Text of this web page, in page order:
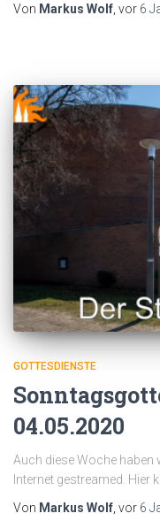
Von Markus Wolf , vor 6
GOTTESDIENSTE
04.05.2020
Auch diese Woche haben
Internet gestreamed. Hier
Von Markus Wolf , vor 6